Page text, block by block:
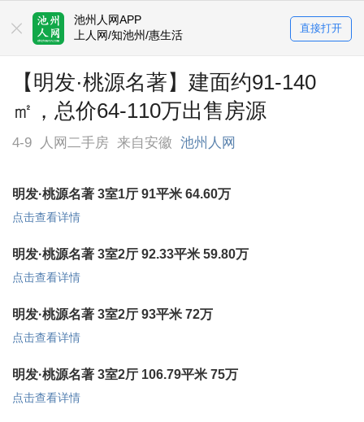
池州人网APP
上人网/知池州/惠生活
直接打开
【明发·桃源名著】建面约91-140
㎡，总价64-110万出售房源
4-9 人网二手房 来自安徽 池州人网
明发·桃源名著 3室1厅 91平米 64.60万
点击查看详情
明发·桃源名著 3室2厅 92.33平米 59.80万
点击查看详情
明发·桃源名著 3室2厅 93平米 72万
点击查看详情
明发·桃源名著 3室2厅 106.79平米 75万
点击查看详情